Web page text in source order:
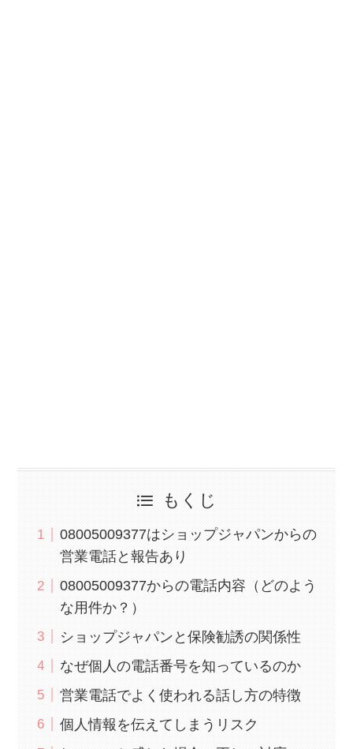
もくじ
08005009377はショップジャパンからの
営業電話と報告あり
08005009377からの電話内容（どのよう
な用件か？）
ショップジャパンと保険勧誘の関係性
なぜ個人の電話番号を知っているのか
営業電話でよく使われる話し方の特徴
個人情報を伝えてしまうリスク